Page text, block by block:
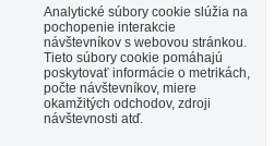
Analytické súbory cookie slúžia na
pochopenie interakcie
návštevníkov s webovou stránkou.
Tieto súbory cookie pomáhajú
poskytovať informácie o metrikách,
počte návštevníkov, miere
okamžitých odchodov, zdroji
návštevnosti atď.